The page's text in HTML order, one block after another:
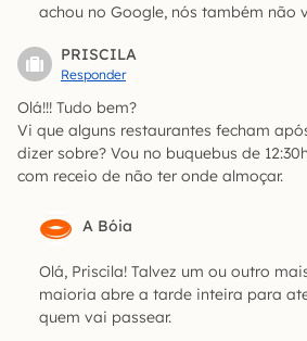
achou no Google, nós também não
PRISCILA
Responder
Olá!!! Tudo bem?
Vi que alguns restaurantes fecham
dizer sobre? Vou no buquebus de
com receio de não ter onde almoçar.
A Bóia
Olá, Priscila! Talvez um ou outro
maioria abre a tarde inteira para
quem vai passear.